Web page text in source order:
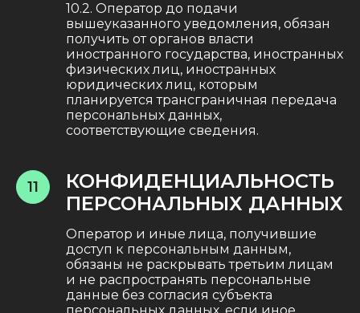
10.2. Оператор до подачи
вышеуказанного уведомления, обязан
получить от органов власти
иностранного государства, иностранных
физических лиц, иностранных
юридических лиц, которым
планируется трансграничная передача
персональных данных,
соответствующие сведения.
11
КОНФИДЕНЦИАЛЬНОСТЬ
ПЕРСОНАЛЬНЫХ ДАННЫХ
Оператор и иные лица, получившие
доступ к персональным данным,
обязаны не раскрывать третьим лицам
и не распространять персональные
данные без согласия субъекта